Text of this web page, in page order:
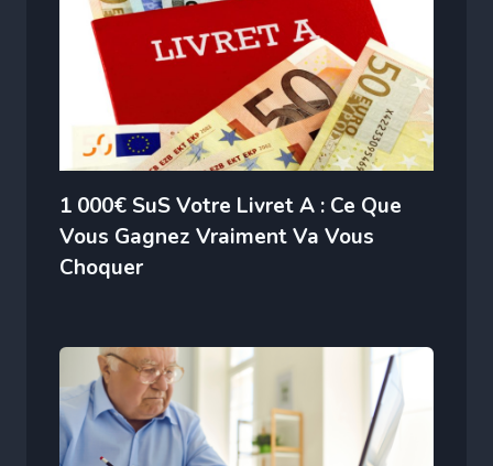
1 000€ SuS Votre Livret A : Ce Que
Vous Gagnez Vraiment Va Vous
Choquer